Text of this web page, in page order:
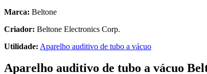
Marca: Beltone
Criador: Beltone Electronics Corp.
Utilidade: Aparelho auditivo de tubo a vácuo
Aparelho auditivo de tubo a vácuo